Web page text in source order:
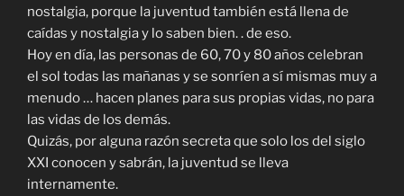
nostalgia, porque la juventud también está llena de
caídas y nostalgia y lo saben bien. . de eso.
Hoy en día, las personas de 60, 70 y 80 años celebran
el sol todas las mañanas y se sonríen a sí mismas muy a
menudo … hacen planes para sus propias vidas, no para
las vidas de los demás.
Quizás, por alguna razón secreta que solo los del siglo
XXI conocen y sabrán, la juventud se lleva
internamente.